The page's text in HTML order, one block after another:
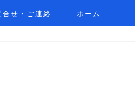
合せ・ご連絡 ホーム